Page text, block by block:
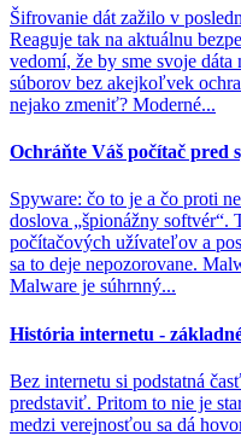
Šifrovanie dát zažilo v
Reaguje tak na aktuálnu
vedomí, že by sme svoje
súborov bez akejkoľvek
nejako zmeniť? Moderné...
Ochráňte Váš počítač pred
Spyware: čo to je a čo proti
doslova „špionážny softvér“.
počítačových užívateľov a
sa to deje nepozorovane.
Malware je súhrnný...
História internetu -
Bez internetu si podstatná
predstaviť. Pritom to nie je
medzi verejnosťou sa dá